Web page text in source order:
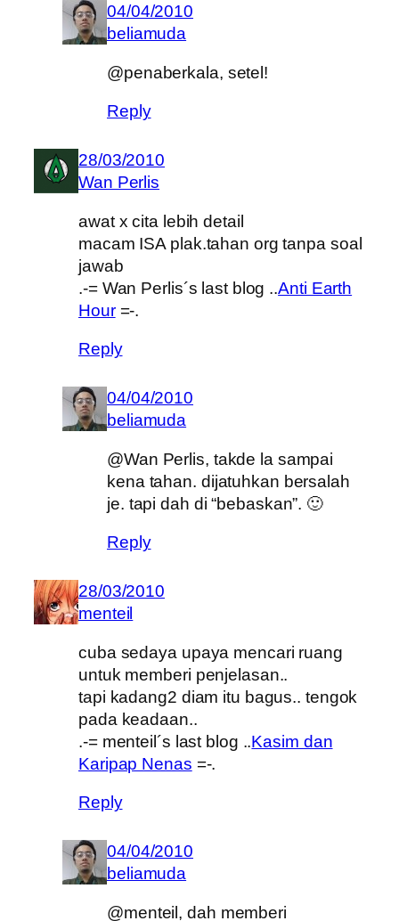
04/04/2010
beliamuda
@penaberkala, setel!
Reply
28/03/2010
Wan Perlis
awat x cita lebih detail
macam ISA plak.tahan org tanpa soal
jawab
.-= Wan Perlis´s last blog ..Anti Earth
Hour=-.
Reply
04/04/2010
beliamuda
@Wan Perlis, takde la sampai
kena tahan. dijatuhkan bersalah
je. tapi dah di “bebaskan”. 🙂
Reply
28/03/2010
menteil
cuba sedaya upaya mencari ruang
untuk memberi penjelasan..
tapi kadang2 diam itu bagus.. tengok
pada keadaan..
.-= menteil´s last blog ..Kasim dan
Karipap Nenas =-.
Reply
04/04/2010
beliamuda
@menteil, dah memberi